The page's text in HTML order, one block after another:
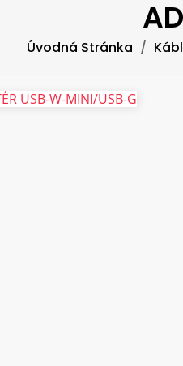
Úvodná Stránka